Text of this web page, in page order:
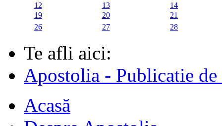
12
13
14
19
20
21
26
27 28
Te afli aici:
Apostolia - Publicatie
Acasă